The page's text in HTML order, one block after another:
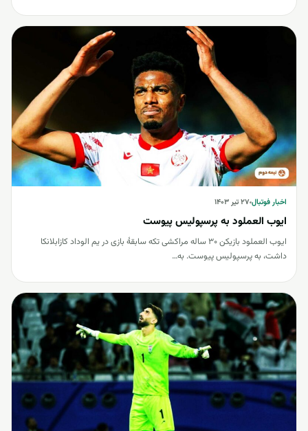
اخبار فوتبال۲۷ تیر ۱۴۰۳
ایوب العملود به پرسپولیس پیوست
ایوب العملود بازیکن 30 ساله مراکشی تکه سابقۀ بازی در یم الوداد کازابلانکا
داشت، به پرسپولیس پیوست. به…